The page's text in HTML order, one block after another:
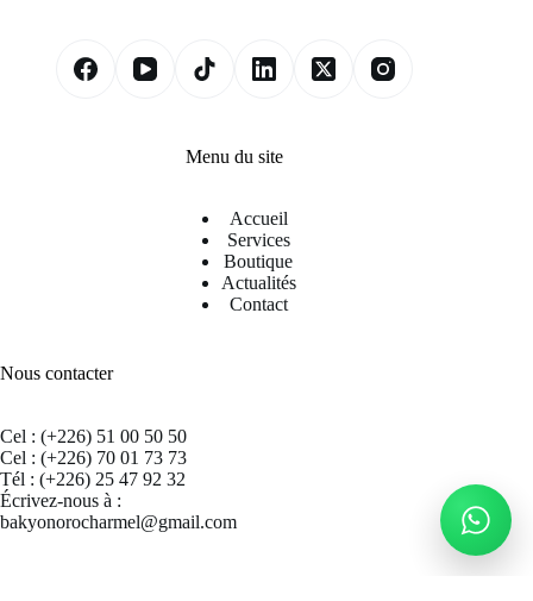
Menu du site
Accueil
Services
Boutique
Actualités
Contact
Nous contacter
Cel : (+226) 51 00 50 50
Cel : (+226) 70 01 73 73
Tél : (+226) 25 47 92 32
Écrivez-nous à :
bakyonorocharmel@gmail.com